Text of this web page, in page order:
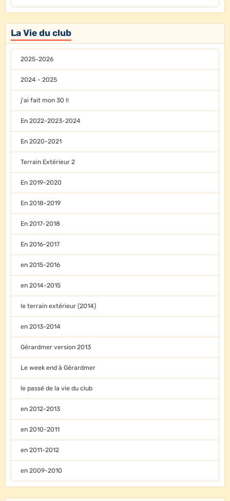
La Vie du club
2025-2026
2024 - 2025
j'ai fait mon 30 !!
En 2022-2023-2024
En 2020-2021
Terrain Extérieur 2
En 2019-2020
En 2018-2019
En 2017-2018
En 2016-2017
en 2015-2016
en 2014-2015
le terrain extérieur (2014)
en 2013-2014
Gérardmer version 2013
Le week end à Gérardmer
le passé de la vie du club
en 2012-2013
en 2010-2011
en 2011-2012
en 2009-2010